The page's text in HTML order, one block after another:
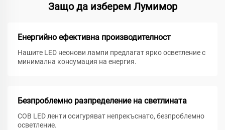
Защо да изберем Лумимор
Енергийно ефективна производителност
Нашите LED неонови лампи предлагат ярко осветление с
минимална консумация на енергия.
Безпроблемно разпределение на светлината
COB LED ленти осигуряват непрекъснато, безпроблемно
осветление.